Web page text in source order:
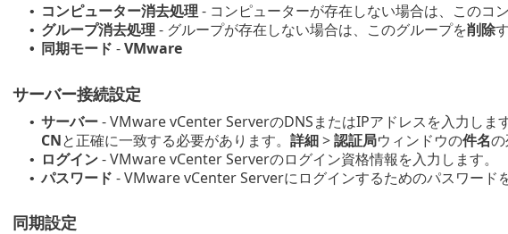
• コンピューター消去処理- コンピューターが存在しない場合は、このコ
• グループ消去処理- グループが存在しない場合は、このグループを削除
• 同期モード -VMware
サーバー接続設定
• サーバー- VMware vCenter ServerのDNSまたはIPアドレスを入力しま
CNと正確に一致する必要があります。 詳細>認証局ウィンドウの件名の
• ログイン- VMware vCenter Serverのログイン資格情報を入力します。
• パスワード - VMware vCenter Serverにログインするためのパスワード
同期設定